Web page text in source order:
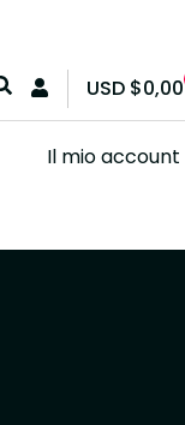
USD $0,00
Il mio account